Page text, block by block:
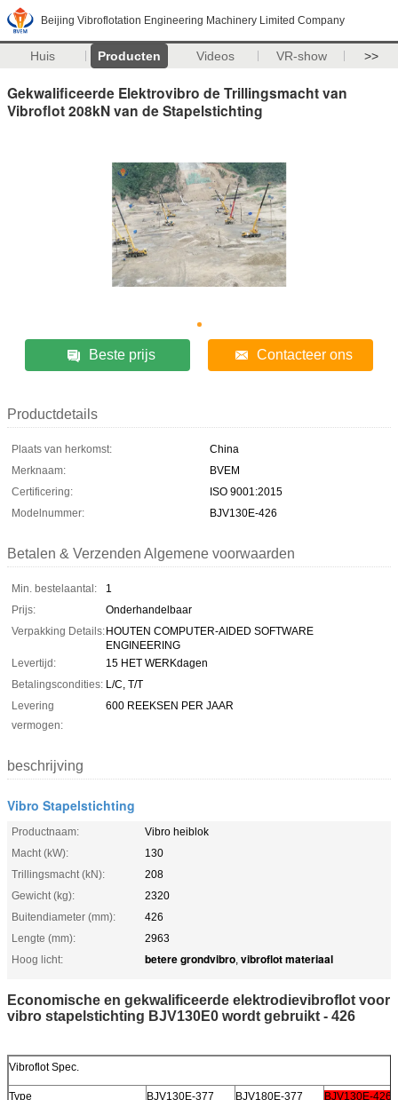
Beijing Vibroflotation Engineering Machinery Limited Company
Huis Producten Videos VR-show >>
Gekwalificeerde Elektrovibro de Trillingsmacht van
Vibroflot 208kN van de Stapelstichting
Beste prijs Contacteer ons
Productdetails
Plaats van herkomst:
China
Merknaam:
BVEM
Certificering:
ISO 9001:2015
Modelnummer:
BJV130E-426
Betalen & Verzenden Algemene voorwaarden
Min. bestelaantal:
1
Prijs:
Onderhandelbaar
Verpakking Details:HOUTEN COMPUTER-AIDED SOFTWARE
ENGINEERING
Levertijd:
15 HET WERKdagen
Betalingscondities: L/C, T/T
Levering
vermogen:
600 REEKSEN PER JAAR
beschrijving
Vibro Stapelstichting
Productnaam:
Vibro heiblok
Macht (kW):
130
Trillingsmacht (kN):
208
Gewicht (kg):
2320
Buitendiameter (mm):
426
Lengte (mm):
2963
Hoog licht:
betere grondvibro, vibroflot materiaal
Economische en gekwalificeerde elektrodievibroflot voor
vibro stapelstichting BJV130E0 wordt gebruikt - 426
Vibroflot Spec.
Type BJV130E-377 BJV180E-377 BJV130E-426